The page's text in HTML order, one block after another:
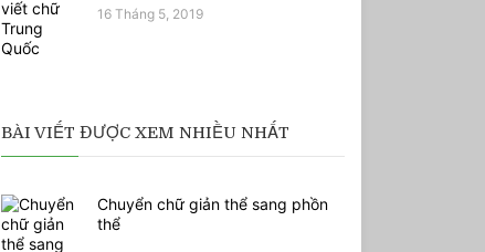
16 Tháng 5, 2019
BÀI VIẾT ĐƯỢC XEM NHIỀU NHẤT
Chuyển chữ giản thể sang phồn
thể